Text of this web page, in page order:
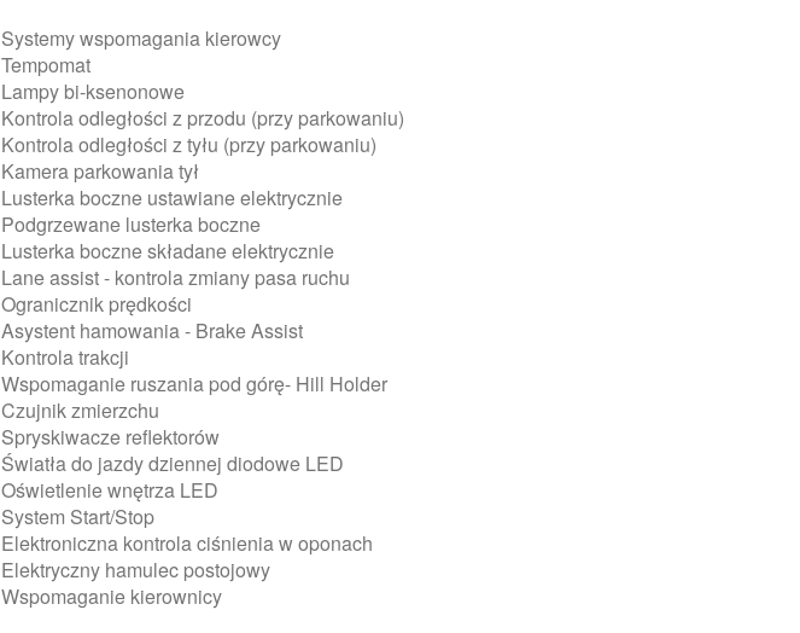
Systemy wspomagania kierowcy
Tempomat
Lampy bi-ksenonowe
Kontrola odległości z przodu (przy parkowaniu)
Kontrola odległości z tyłu (przy parkowaniu)
Kamera parkowania tył
Lusterka boczne ustawiane elektrycznie
Podgrzewane lusterka boczne
Lusterka boczne składane elektrycznie
Lane assist - kontrola zmiany pasa ruchu
Ogranicznik prędkości
Asystent hamowania - Brake Assist
Kontrola trakcji
Wspomaganie ruszania pod górę- Hill Holder
Czujnik zmierzchu
Spryskiwacze reflektorów
Światła do jazdy dziennej diodowe LED
Oświetlenie wnętrza LED
System Start/Stop
Elektroniczna kontrola ciśnienia w oponach
Elektryczny hamulec postojowy
Wspomaganie kierownicy